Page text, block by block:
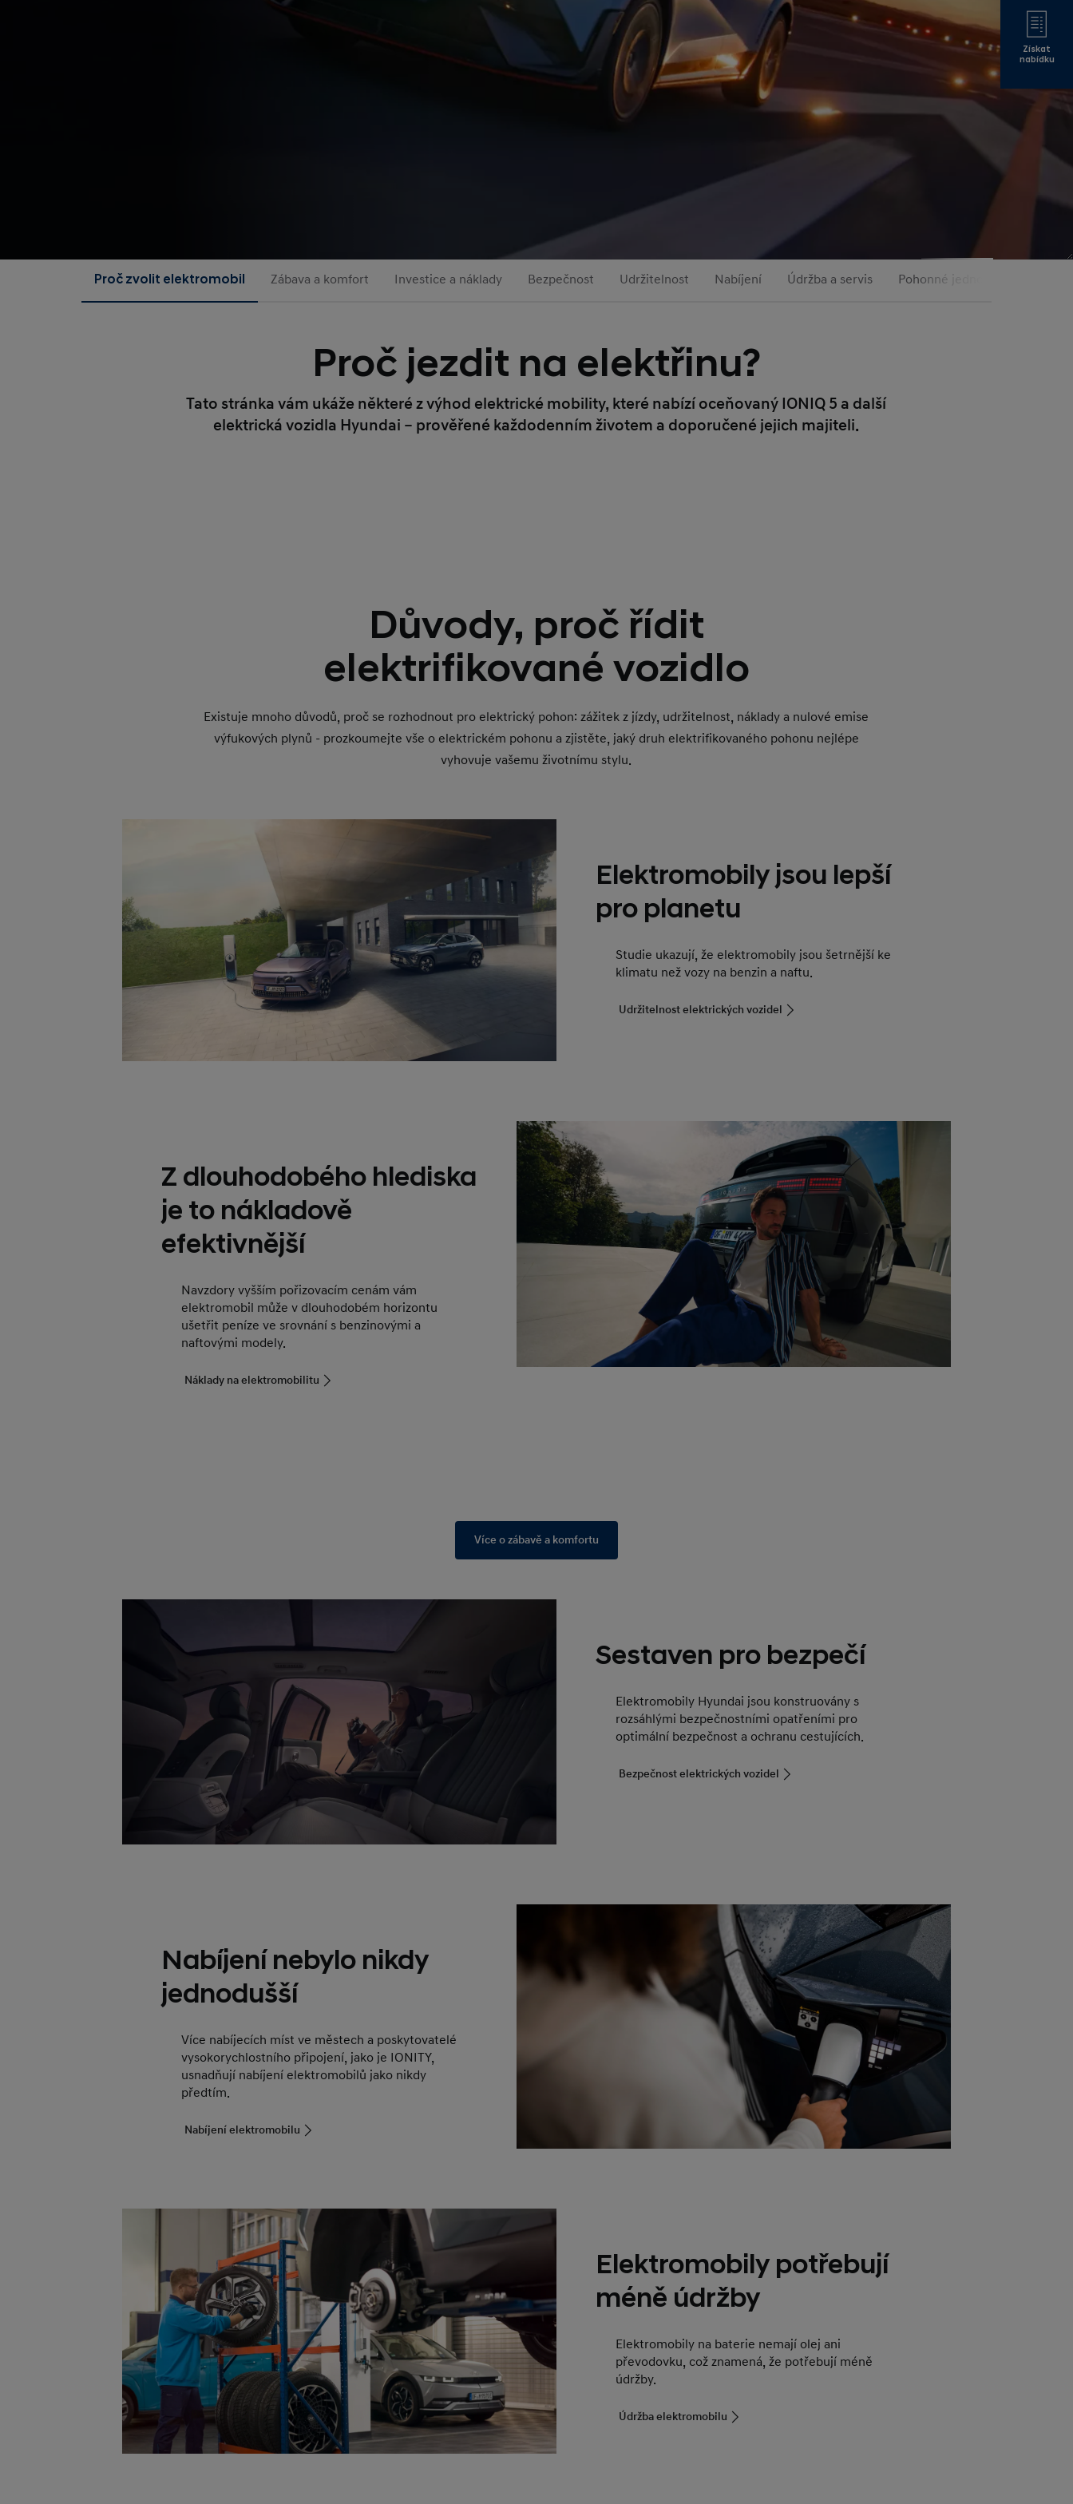
Proč zvolit elektromobil Zábava a komfort Investice a náklady Bezpečnost Udržitelnost Nabíjení Údržba a servis Pohonné jednotky
Proč jezdit na elektřinu?
Tato stránka vám ukáže některé z výhod elektrické mobility, které nabízí oceňovaný IONIQ 5 a další
elektrická vozidla Hyundai – prověřené každodenním životem a doporučené jejich majiteli.
Získat
nabídku
Důvody, proč řídit
elektrifikované vozidlo
Existuje mnoho důvodů, proč se rozhodnout pro elektrický pohon: zážitek z jízdy, udržitelnost, náklady a nulové emise
výfukových plynů - prozkoumejte vše o elektrickém pohonu a zjistěte, jaký druh elektrifikovaného pohonu nejlépe
vyhovuje vašemu životnímu stylu.
Elektromobily jsou lepší
pro planetu
Studie ukazují, že elektromobily jsou šetrnější ke
klimatu než vozy na benzin a naftu.
Udržitelnost elektrických vozidel
Z dlouhodobého hlediska
je to nákladově
efektivnější
Navzdory vyšším pořizovacím cenám vám
elektromobil může v dlouhodobém horizontu
ušetřit peníze ve srovnání s benzinovými a
naftovými modely.
Náklady na elektromobilitu
Více o zábavě a komfortu
Sestaven pro bezpečí
Elektromobily Hyundai jsou konstruovány s
rozsáhlými bezpečnostními opatřeními pro
optimální bezpečnost a ochranu cestujících.
Bezpečnost elektrických vozidel
Nabíjení nebylo nikdy
jednodušší
Více nabíjecích míst ve městech a poskytovatelé
vysokorychlostního připojení, jako je IONITY,
usnadňují nabíjení elektromobilů jako nikdy
předtím.
Nabíjení elektromobilu
Elektromobily potřebují
méně údržby
Elektromobily na baterie nemají olej ani
převodovku, což znamená, že potřebují méně
údržby.
Údržba elektromobilu